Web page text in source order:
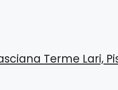
Terme Lari,